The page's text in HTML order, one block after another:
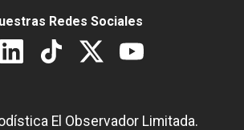
Redes Sociales
El Observador Limitada.